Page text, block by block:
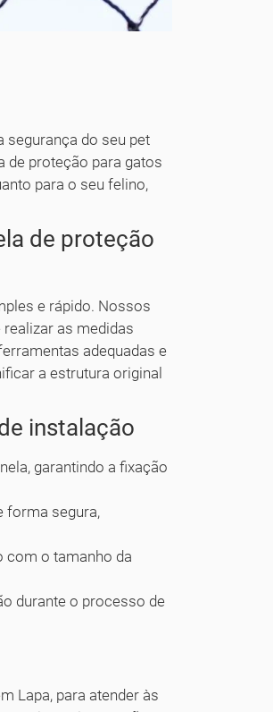
segurança do seu pet
de proteção para gatos
para o seu felino,
de proteção
e rápido. Nossos
as medidas
adequadas e
a estrutura original
instalação
garantindo a fixação
forma segura,
com o tamanho da
durante o processo de
Lapa, para atender às